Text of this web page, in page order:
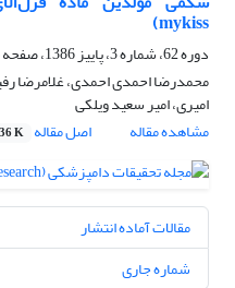
mykiss‌)
دوره 62، شماره 3، پاییز 1386، صفحه
محمدرضا احمدی احمدی، غلامرضا
امیری، امیر سعید ویلکی
مشاهده مقاله
اصل مقاله K
مقالات آماده انتشار
شماره جاری